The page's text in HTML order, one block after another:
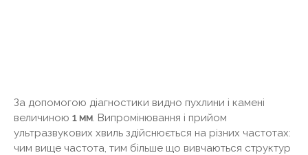
За допомогою діагностики видно пухлини і камені
величиною 1 мм . Випромінювання і прийом
ультразвукових хвиль здійснюється на різних частотах:
чим вище частота, тим більше що вивчаються структур